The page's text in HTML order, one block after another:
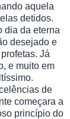
aquela
detidos.
dia da eterna
desejado e
Já
e muito em
de
começara a
princípio do